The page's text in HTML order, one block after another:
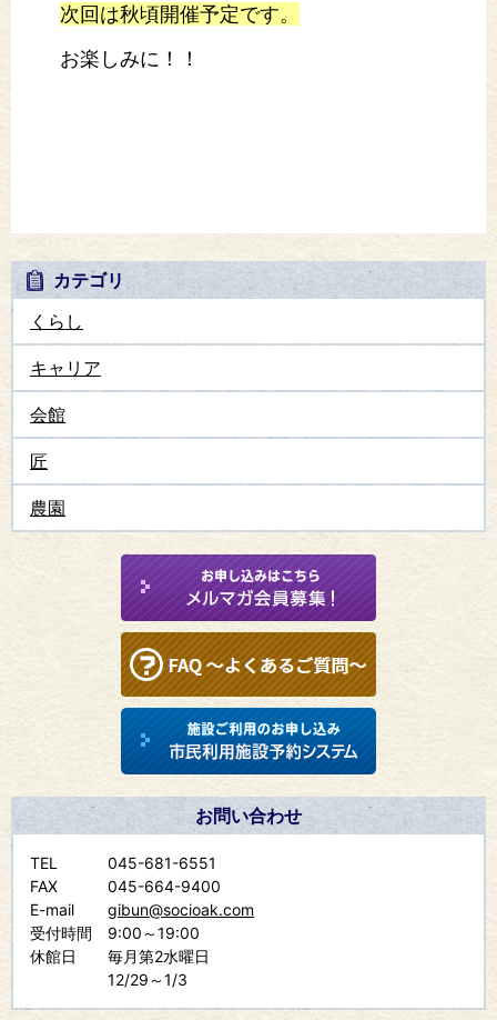
次回は秋頃開催予定です。
お楽しみに！！
カテゴリ
くらし
キャリア
会館
匠
農園
お問い合わせ
TEL
045-681-6551
FAX
045-664-9400
E-mail
gibun@socioak.com
受付時間
9:00～19:00
休館日
毎月第2水曜日
12/29～1/3